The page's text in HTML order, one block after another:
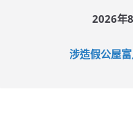
2026年
涉造假公屋